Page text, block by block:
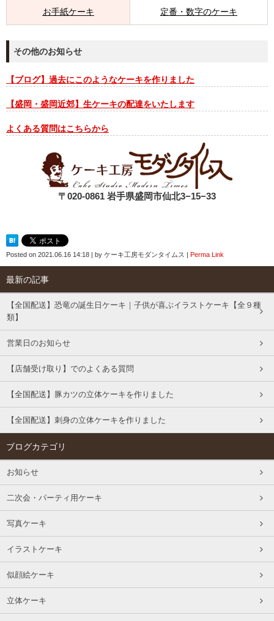
お手紙ケーキ 定番・数字のケーキ
その他のお知らせ
【ブログ】過去にこのようなケーキを作りました
【盛岡・盛岡近郊】生ケーキの配達をいたします
よくある質問はこちらから
〒020-0861 岩手県盛岡市仙北3−15−33
Posted on 2021.06.16 14:18 by ケーキ工房モダンタイムス Perma Link
最新の記事
【全国配送】恐竜の誕生日ケーキ｜子供が喜ぶイラストケーキ【全９種
類】
営業日のお知らせ
【店舗受け取り】でのよくある質問
【全国配送】豚カツの立体ケーキを作りました
【全国配送】刺身の立体ケーキを作りました
ブログカテゴリ
お知らせ
二次会・パーティ用ケーキ
写真ケーキ
イラストケーキ
似顔絵ケーキ
立体ケーキ